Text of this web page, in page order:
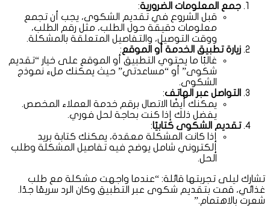
جمع المعلومات الضرورية:
قبل الشروع في تقديم الشكوى، يجب أن تجمع
معلومات دقيقة حول الطلب، مثل رقم الطلب،
ووقت التوصيل، والتفاصيل المتعلقة بالمشكلة.
زيارة تطبيق الخدمة أو الموقع:
غالبًا ما يحتوي التطبيق أو الموقع على خيار “تقديم
شكوى” أو “مساعدتي” حيث يمكنك ملء نموذج
الشكوى.
التواصل عبر الهاتف:
يمكنك أيضًا الاتصال برقم خدمة العملاء المخصص.
يفضل ذلك إذا كنت بحاجة لحل فوري.
تقديم الشكوى كتابيًا:
إذا كانت المشكلة معقدة، يمكنك كتابة بريد
إلكتروني شامل يوضح فيه تفاصيل المشكلة وطلب
الحل.
تشارك ليلى تجربتها قائلة: “عندما واجهت مشكلة مع طلب
غذائي، قمت بتقديم شكوى عبر التطبيق وكان الرد سريعًا جدًا.
شعرت بالاهتمام.”